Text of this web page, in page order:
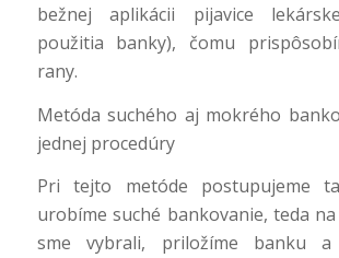
bežnej aplikácii pijavice
použitia banky), čomu
rany.
Metóda suchého aj mokrého
jednej procedúry
Pri tejto metóde postupujeme
urobíme suché bankovanie, teda
sme vybrali, priložíme banku a